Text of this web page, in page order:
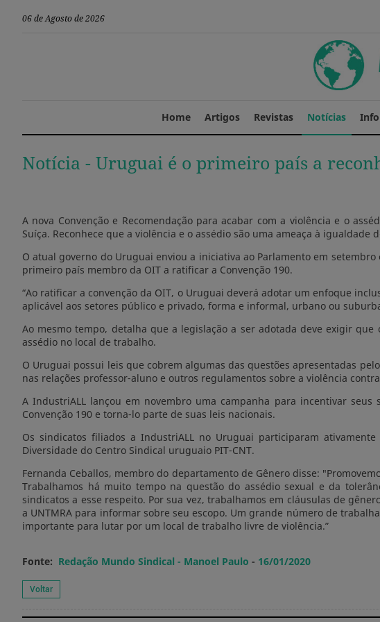
06 de Agosto de 2026
Home Artigos Revistas Notícias
Notícia - Uruguai é o primeiro país a
A nova Convenção e Recomendação para acabar com a violência e o
Suíça. Reconhece que a violência e o assédio são uma ameaça à
O atual governo do Uruguai enviou a iniciativa ao Parlamento em
primeiro país membro da OIT a ratificar a Convenção 190.
“Ao ratificar a convenção da OIT, o Uruguai deverá adotar um enfoque
aplicável aos setores público e privado, forma e informal, urbano ou
Ao mesmo tempo, detalha que a legislação a ser adotada deve exigir
assédio no local de trabalho.
O Uruguai possui leis que cobrem algumas das questões apresentadas
nas relações professor-aluno e outros regulamentos sobre a violência
A IndustriALL lançou em novembro uma campanha para incentivar
Convenção 190 e torna-lo parte de suas leis nacionais.
Os sindicatos filiados a IndustriALL no Uruguai participaram
Diversidade do Centro Sindical uruguaio PIT-CNT.
Fernanda Ceballos, membro do departamento de Gênero disse:
Trabalhamos há muito tempo na questão do assédio sexual e da
sindicatos a esse respeito. Por sua vez, trabalhamos em cláusulas de
a UNTMRA para informar sobre seu escopo. Um grande número de
importante para lutar por um local de trabalho livre de violência.”
Fonte: Redação Mundo Sindical - Manoel Paulo - 16/01/2020